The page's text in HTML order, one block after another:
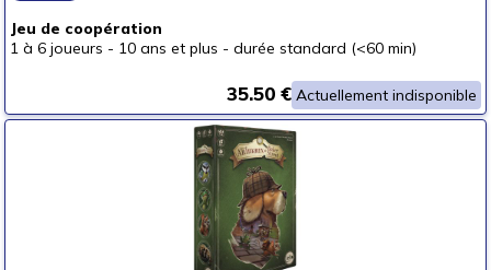
Jeu de coopération
1 à 6 joueurs - 10 ans et plus - durée standard (<60 min)
Actuellement indisponible
35.50 €